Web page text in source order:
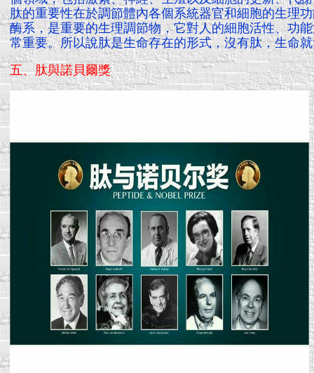
肽的重要性在於調節體內各個系統器官和細胞的生理
酶系，是重要的生理調節物，它對人的細胞活性、功
常重要。所以說肽是生命存在的形式，沒有肽，生命
五、肽與諾貝爾獎